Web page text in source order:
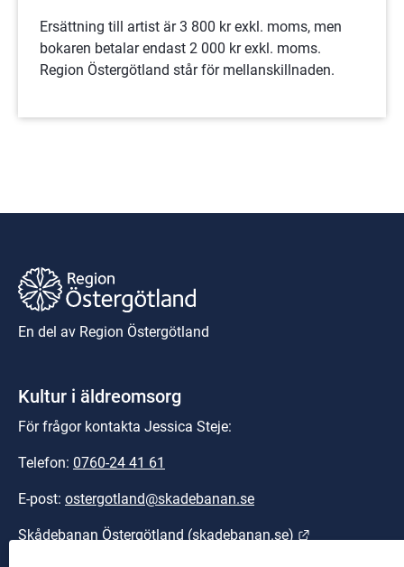
Ersättning till artist är 3 800 kr exkl. moms, men
bokaren betalar endast 2 000 kr exkl. moms.
Region Östergötland står för mellanskillnaden.
En del av Region Östergötland
Kultur i äldreomsorg
För frågor kontakta Jessica Steje:
Telefon: 0760-24 41 61
E-post: ostergotland@skadebanan.se
Skådebanan Östergötland (skadebanan.se)